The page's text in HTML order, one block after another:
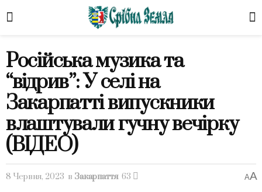
Російська музика та
“відрив”: У селі на
Закарпатті випускники
влаштували гучну вечірку
(ВІДЕО)
8 Червня, 2023 в Закарпаття 63 AA